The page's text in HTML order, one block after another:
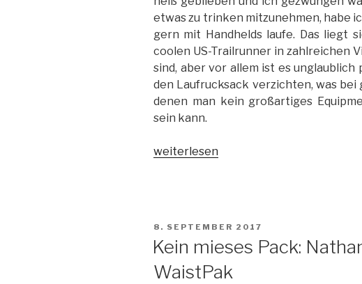
etwas zu trinken mitzunehmen, habe
gern mit Handhelds laufe. Das liegt
coolen US-Trailrunner in zahlreichen
sind, aber vor allem ist es
den Laufrucksack verzichten, was
denen man kein großartiges
sein kann.
„Squeeze
Handheld“
weiterlesen
VERÖFFENTLICHT
AM
8. SEPTEMBER 2017
Kein mieses Pack:
WaistPak